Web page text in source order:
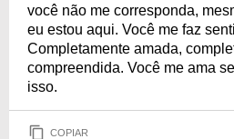
você não me corresponda,
eu estou aqui. Você me faz
Completamente amada,
compreendida. Você me ama
isso.
COPIAR